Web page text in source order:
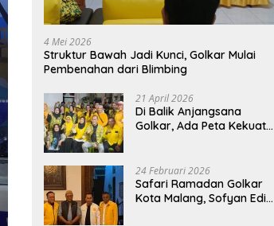
4 Mei 2026
Struktur Bawah Jadi Kunci, Golkar Mulai
Pembenahan dari Blimbing
21 April 2026
Di Balik Anjangsana
Golkar, Ada Peta Kekuatan
24 Februari 2026
Safari Ramadan Golkar
Kota Malang, Sofyan Edi